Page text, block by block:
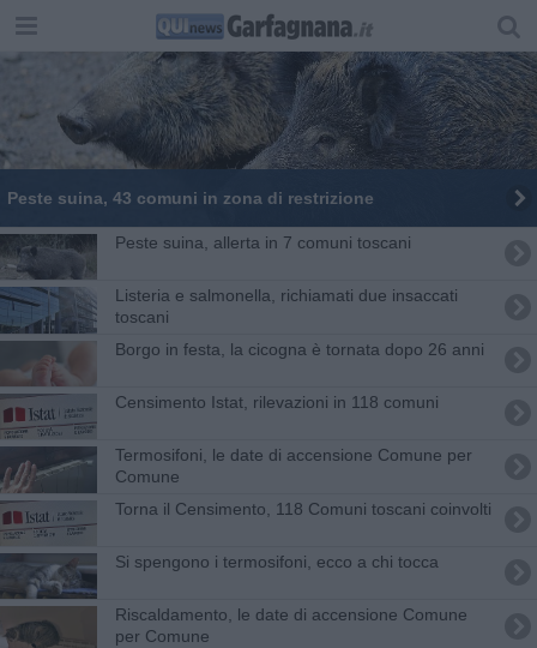
Peste suina, 43 comuni in zona di restrizione
Peste suina, allerta in 7 comuni toscani
Listeria e salmonella, richiamati due insaccati
toscani
Borgo in festa, la cicogna è tornata dopo 26 anni
Censimento Istat, rilevazioni in 118 comuni
Termosifoni, le date di accensione Comune per
Comune
Torna il Censimento, 118 Comuni toscani coinvolti
Si spengono i termosifoni, ecco a chi tocca
Riscaldamento, le date di accensione Comune
per Comune